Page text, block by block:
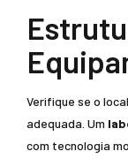
Verifique se o
adequada. Um
com tecnologia